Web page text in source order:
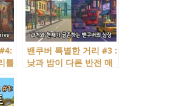
틀
밴쿠버 특별한 거리 #3 :
낮과 밤이 다른 반전 매